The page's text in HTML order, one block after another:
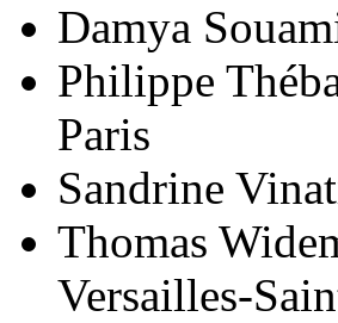
Damya
Philippe
Paris
Sandrine
Thomas
Versailles-